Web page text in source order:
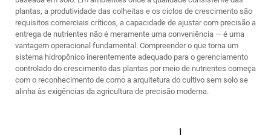
plantas, a produtividade das colheitas e os ciclos de crescimento são
requisitos comerciais críticos, a capacidade de ajustar com precisão a
entrega de nutrientes não é meramente uma conveniência — é uma
vantagem operacional fundamental. Compreender o que torna um
sistema hidropônico inerentemente adequado para o gerenciamento
controlado do crescimento das plantas por meio de nutrientes começa
com o reconhecimento de como a arquitetura do cultivo sem solo se
alinha às exigências da agricultura de precisão moderna.